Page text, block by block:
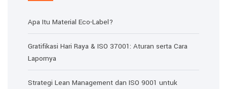
Apa Itu Material Eco-Label?
Gratifikasi Hari Raya & ISO 37001: Aturan serta Cara
Lapornya
Strategi Lean Management dan ISO 9001 untuk